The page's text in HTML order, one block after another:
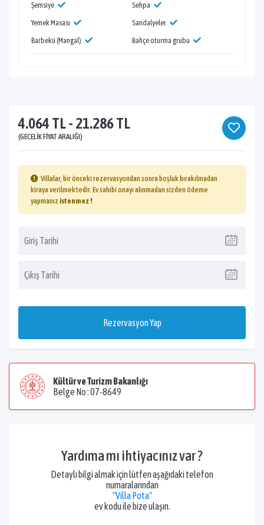
Şemsiye
Sehpa
Yemek Masası
Sandalyeler
Barbekü (Mangal)
Bahçe oturma grubu
4.064 TL - 21.286 TL
(GECELIK FIYAT ARALIĞI)
Villalar, bir önceki rezervasyondan sonra boşluk bırakılmadan
kiraya verilmektedir. Ev sahibi onayı alınmadan sizden ödeme
yapmanız istenmez !
Rezervasyon Yap
Kültür ve Turizm Bakanlığı
Belge No : 07-8649
Yardıma mı ihtiyacınız var ?
Detaylı bilgi almak için lütfen aşağıdaki telefon
numaralarından
"Villa Pota"
ev kodu ile bize ulaşın.